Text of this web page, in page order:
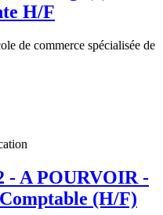
H/F
de commerce spécialisée de
- A POURVOIR -
(H/F)